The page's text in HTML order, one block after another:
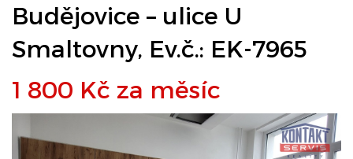
Budějovice – ulice U
Smaltovny, Ev.č.: EK-7965
1 800 Kč za měsíc